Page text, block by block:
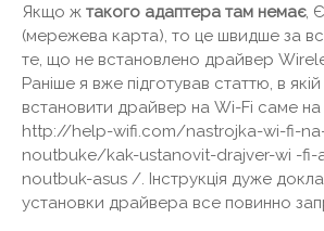
Якщо ж такого адаптера там немає,
(мережева карта), то це швидше за
те, що не встановлено драйвер
Раніше я вже підготував статтю, в
встановити драйвер на Wi-Fi саме на
http://help-wifi.com/nastrojka-wi-fi-
noutbuke/kak-ustanovit-drajver-wi -fi-
noutbuk-asus /. Інструкція дуже
установки драйвера все повинно